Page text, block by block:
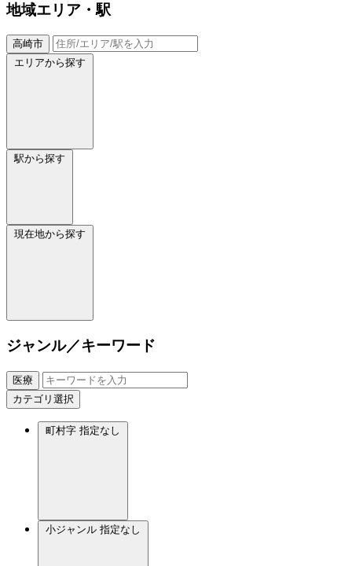
地域エリア・駅
高崎市
エリアから探す
駅から探す
現在地から探す
ジャンル／キーワード
医療
カテゴリ選択
町村字 指定なし
小ジャンル 指定なし